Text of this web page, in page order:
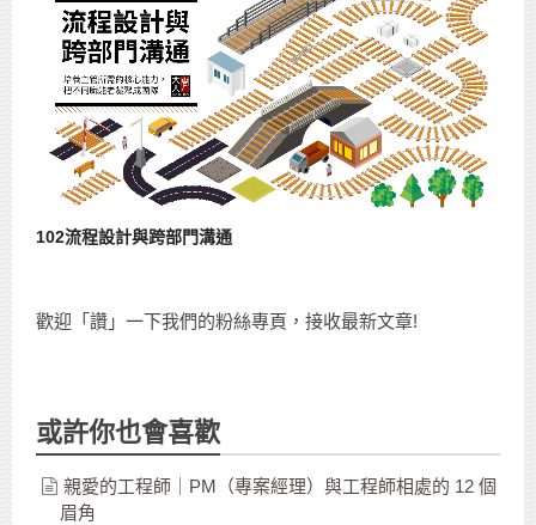
102流程設計與跨部門溝通
歡迎「讚」一下我們的粉絲專頁，接收最新文章!
或許你也會喜歡
親愛的工程師｜PM（專案經理）與工程師相處的 12 個
眉角